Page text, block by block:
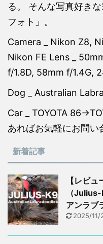
る。 そんな写真好き
フォト」。
Camera _ Nikon Z8,
Nikon FE Lens _
f/1.8D, 58mm f/1.4G,
Dog _ Australian
Car _ TOYOTA
あればお気軽にお問い
新着記事
【レビ
（
アンラブ
2025/11/